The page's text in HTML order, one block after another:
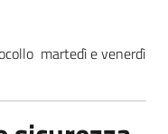
martedì e venerdì